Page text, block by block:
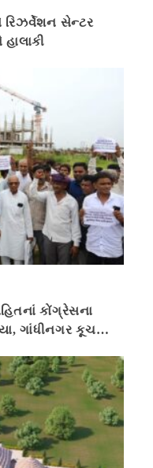
રિઝર્વેશન સેન્ટર
કોંગ્રેસના
ગાંધીનગર કૂચ